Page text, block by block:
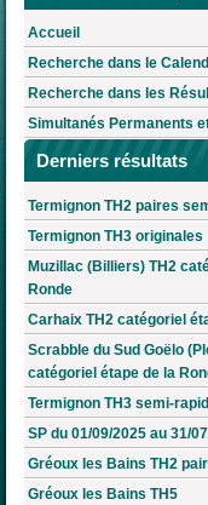
Accueil
Recherche dans le
Recherche dans les
Simultanés Permanents
Derniers résultats
Termignon TH2 paires
Termignon TH3 originales
Muzillac (Billiers) TH2
Ronde
Carhaix TH2 catégoriel
Scrabble du Sud Goëlo
catégoriel étape de la
Termignon TH3 semi-
SP du 01/09/2025 au 31/
Gréoux les Bains TH2
Gréoux les Bains TH5